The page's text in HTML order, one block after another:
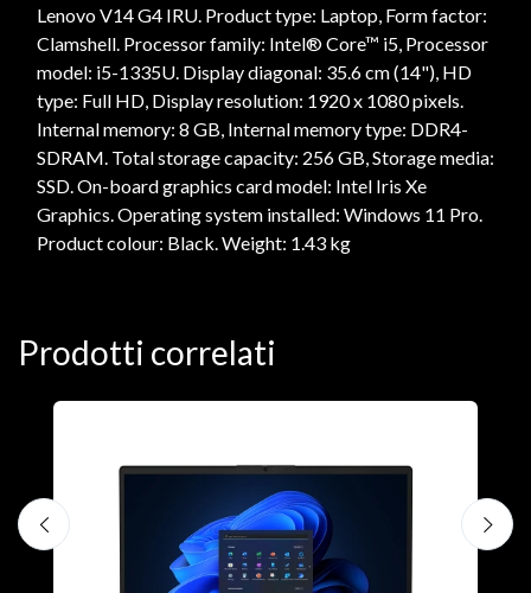
Lenovo V14 G4 IRU. Product type: Laptop, Form factor:
Clamshell. Processor family: Intel® Core™ i5, Processor
model: i5-1335U. Display diagonal: 35.6 cm (14"), HD
type: Full HD, Display resolution: 1920 x 1080 pixels.
Internal memory: 8 GB, Internal memory type: DDR4-
SDRAM. Total storage capacity: 256 GB, Storage media:
SSD. On-board graphics card model: Intel Iris Xe
Graphics. Operating system installed: Windows 11 Pro.
Product colour: Black. Weight: 1.43 kg
Prodotti correlati